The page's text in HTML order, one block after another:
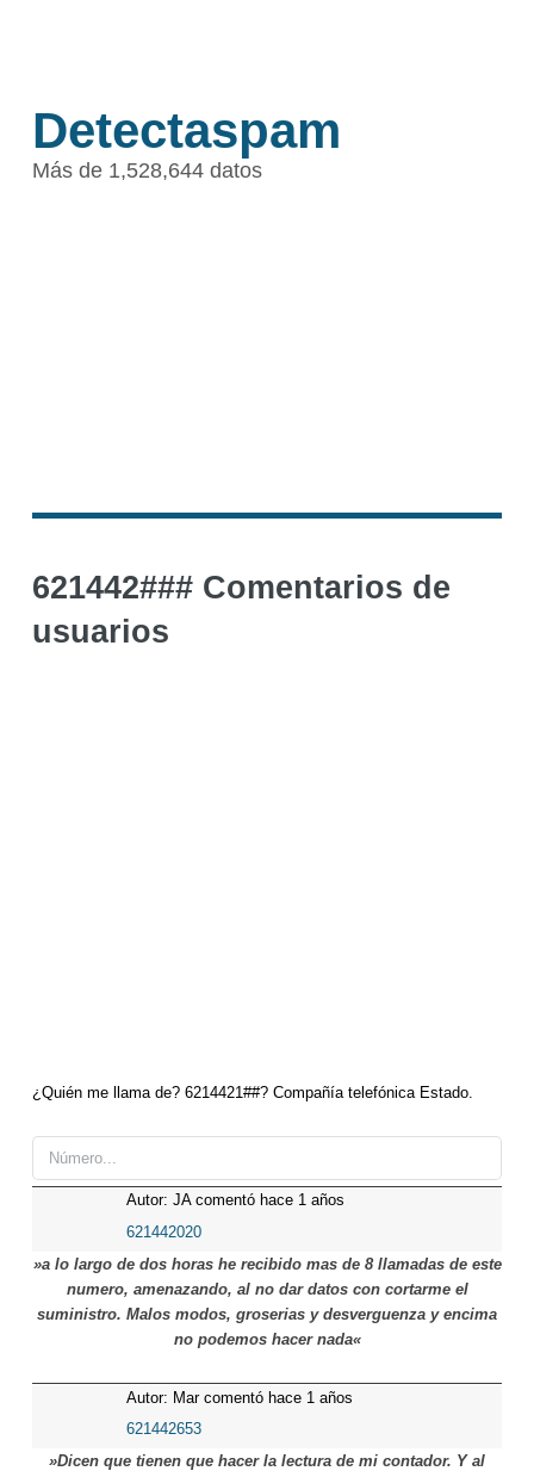
Detectaspam
Más de 1,528,644 datos
621442### Comentarios de
usuarios
¿Quién me llama de? 6214421##? Compañía telefónica Estado.
Autor: JA comentó hace 1 años
621442020
»a lo largo de dos horas he recibido mas de 8 llamadas de este
numero, amenazando, al no dar datos con cortarme el
suministro. Malos modos, groserias y desverguenza y encima
no podemos hacer nada«
Autor: Mar comentó hace 1 años
621442653
»Dicen que tienen que hacer la lectura de mi contador. Y al